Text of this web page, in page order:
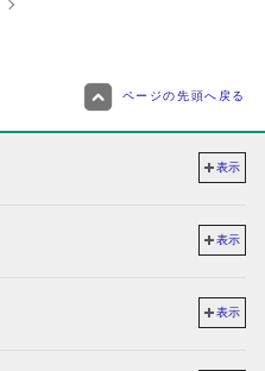
ページの先頭へ戻る
表示
表示
表示